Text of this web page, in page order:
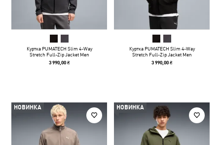
Куртка PUMATECH Slim 4-Way
Stretch Full-Zip Jacket Men
3 990,00 ₴
Куртка PUMATECH Slim 4-Way
Stretch Full-Zip Jacket Men
3 990,00 ₴
НОВИНКА НОВИНКА